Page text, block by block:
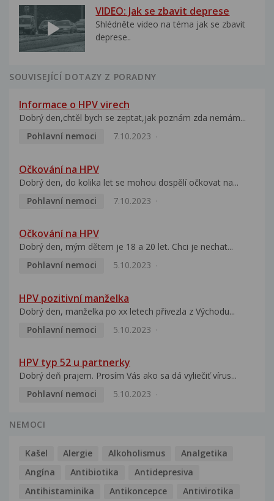
VIDEO: Jak se zbavit deprese
Shlédněte video na téma jak se zbavit
deprese..
SOUVISEJÍCÍ DOTAZY Z PORADNY
Informace o HPV virech
Dobrý den,chtěl bych se zeptat,jak poznám zda nemám...
Pohlavní nemoci
7.10.2023
Očkování na HPV
Dobrý den, do kolika let se mohou dospělí očkovat na...
Pohlavní nemoci
7.10.2023
Očkování na HPV
Dobrý den, mým dětem je 18 a 20 let. Chci je nechat...
Pohlavní nemoci
5.10.2023
HPV pozitivní manželka
Dobrý den, manželka po xx letech přivezla z Východu...
Pohlavní nemoci
5.10.2023
HPV typ 52 u partnerky
Dobrý deň prajem. Prosím Vás ako sa dá vyliečiť vírus...
Pohlavní nemoci
5.10.2023
NEMOCI
Kašel Alergie Alkoholismus
Analgetika
Angína
Antibiotika
Antidepresiva
Antihistaminika
Antikoncepce Antivirotika